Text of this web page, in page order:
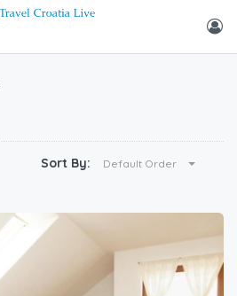
Sort By: Default Order